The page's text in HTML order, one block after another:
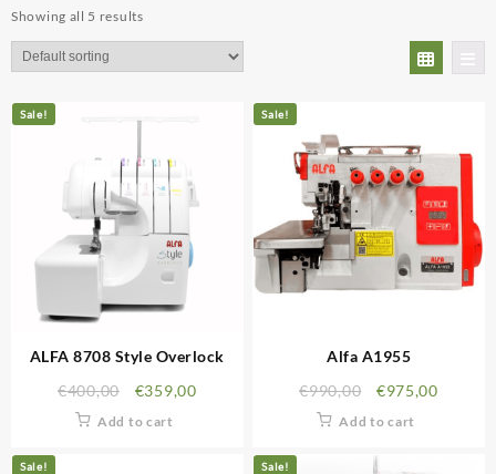
Showing all 5 results
Sale!
ALFA 8708 Style Overlock
€400,00 €359,00
Add to cart
Sale!
Alfa A1955
€990,00 €975,00
Add to cart
Sale! Sale!